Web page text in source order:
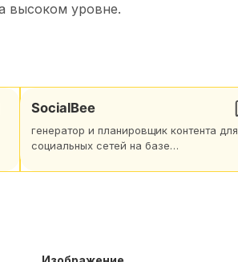
высоком уровне.
SocialBee
генератор и планировщик контента для
социальных сетей на базе